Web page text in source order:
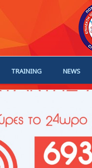
TRAINING NEWS